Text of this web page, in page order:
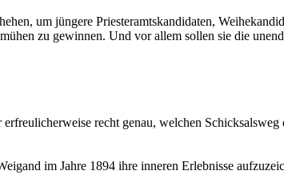
um jüngere Priesteramtskandidaten,
zu gewinnen. Und vor allem sollen sie die
recht genau, welchen
im Jahre 1894 ihre inneren Erlebnisse